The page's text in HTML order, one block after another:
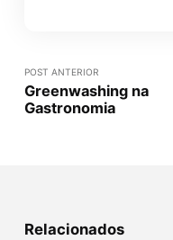
POST ANTERIOR
Greenwashing na
Gastronomia
Relacionados